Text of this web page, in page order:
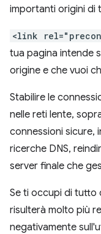
importanti origini di
<link
tua pagina intende
origine e che vuoi
Stabilire le
nelle reti lente,
connessioni
ricerche DNS,
server finale che
Se ti occupi di tutto
risulterà molto più
negativamente